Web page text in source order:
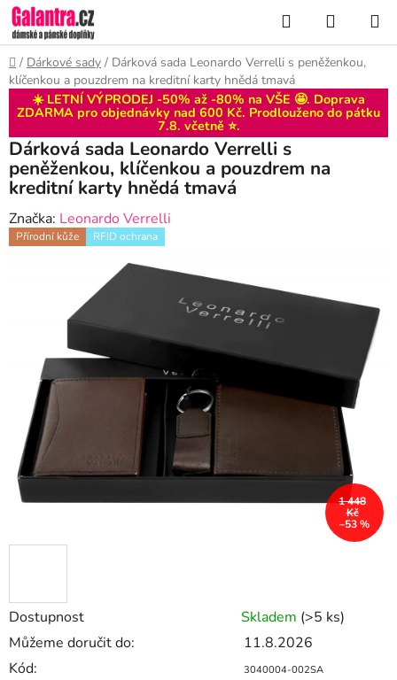
Přejít
na
obsah
Hledat
KOŠÍK
Domů
/ Dárkové sady / Dárková sada Leonardo Verrelli s peněženkou,
klíčenkou a pouzdrem na kreditní karty hnědá tmavá
☀️ LETNÍ VÝPRODEJ -50% až -80% na VŠE 🤩. Doprava
ZDARMA pro objednávky nad 600 Kč. Prodlouženo do pátku
7.8. včetně ⭐.
Dostupnost Skladem (>5 ks)
Můžeme doručit do:
11.8.2026
Kód:
3040004-002SA
Dárková sada Leonardo Verrelli s
peněženkou, klíčenkou a pouzdrem na
kreditní karty hnědá tmavá
Značka: Leonardo Verrelli
Přírodní kůže RFID ochrana
1 448
Kč
–53 %